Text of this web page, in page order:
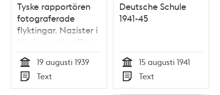
Tyske rapportören
fotograferade
flyktingar. Nazister i
bil skuggade offer.
Polisrapporten klar i
början av veckan.
Ligans svenska
medlemmar gå fria?
Tid
19 augusti 1939
Typ
Text
Deutsche Schule
1941-45
Tid
15 augusti 1941
Typ
Text